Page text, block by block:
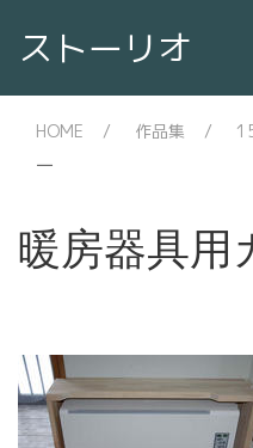
ストーリオ
HOME 作品集
ー
暖房器具用